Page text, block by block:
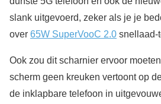
slank uitgevoerd, zeker als je je
over 65W SuperVooC 2.0 snellaad-
Ook zou dit scharnier ervoor
scherm geen kreuken vertoont op
de inklapbare telefoon in